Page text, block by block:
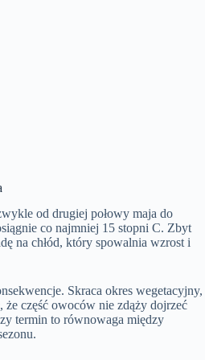
od drugiej połowy maja do
co najmniej 15 stopni C. Zbyt
na chłód, który spowalnia wzrost i
Skraca okres wegetacyjny,
część owoców nie zdąży dojrzeć
termin to równowaga między